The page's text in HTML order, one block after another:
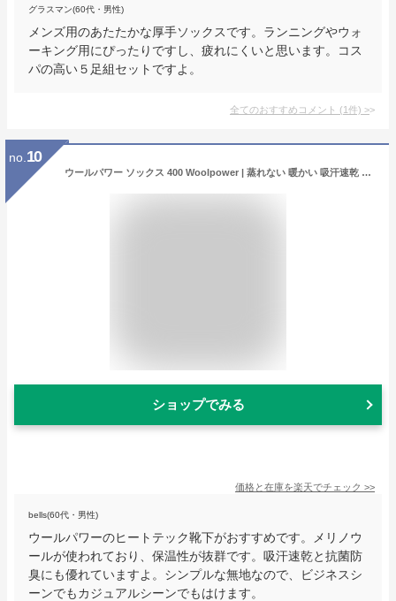
グラスマン(60代・男性)
メンズ用のあたたかな厚手ソックスです。ランニングやウォ
ーキング用にぴったりですし、疲れにくいと思います。コス
パの高い５足組セットですよ。
全てのおすすめコメント (1件) >
no. 10
ウールパワー ソックス 400 Woolpower | 蒸れない 暖かい 吸汗速乾 抗菌防臭 防臭 厚手 分厚い 保温性 極暖 防寒 靴下 ユニセックス ヒートテック 肌着 下着 防寒着 ウール メリノウール レディース メンズ 無地 さらさら アウトドア 登山 正規品
ショップでみる
価格と在庫を楽天でチェック >>
bells(60代・男性)
ウールパワーのヒートテック靴下がおすすめです。メリノウ
ールが使われており、保温性が抜群です。吸汗速乾と抗菌防
臭にも優れていますよ。シンプルな無地なので、ビジネスシ
ーンでもカジュアルシーンでもはけます。